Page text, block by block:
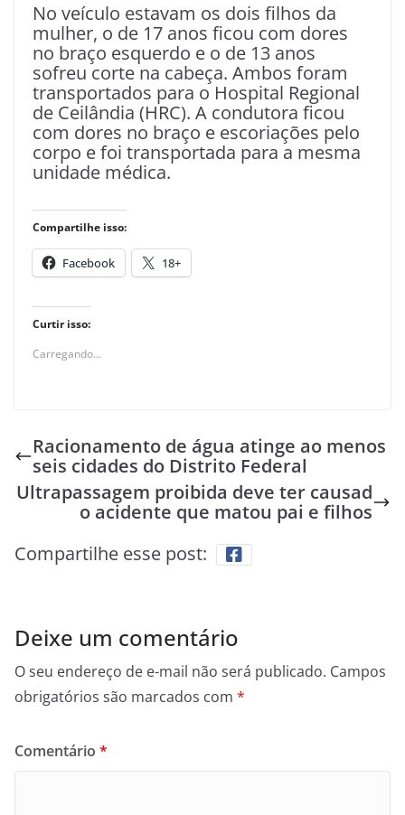
No veículo estavam os dois filhos da
mulher, o de 17 anos ficou com dores
no braço esquerdo e o de 13 anos
sofreu corte na cabeça. Ambos foram
transportados para o Hospital Regional
de Ceilândia (HRC). A condutora ficou
com dores no braço e escoriações pelo
corpo e foi transportada para a mesma
unidade médica.
Compartilhe isso:
Facebook 18+
Curtir isso:
Carregando...
Racionamento de água atinge ao menos
seis cidades do Distrito Federal
Ultrapassagem proibida deve ter causad
o acidente que matou pai e filhos
Compartilhe esse post:
Deixe um comentário
O seu endereço de e-mail não será publicado. Campos
obrigatórios são marcados com *
Comentário *